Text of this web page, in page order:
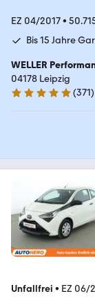
EZ 04/2017•
Bis 15 Jahre
WELLER
04178 Leipzig
4.8 Sterne
(371)
Unfallfrei • EZ 06/